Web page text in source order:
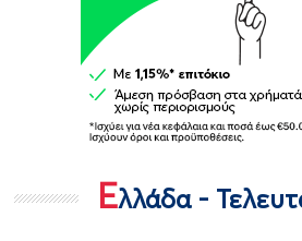
Ελλάδα -